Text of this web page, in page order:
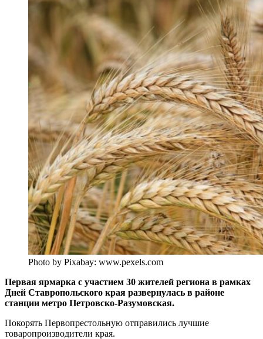
Photo by Pixabay: www.pexels.com
Первая ярмарка с участием 30 жителей региона в рамках
Дней Ставропольского края развернулась в районе
станции метро Петровско-Разумовская.
Покорять Первопрестольную отправились лучшие
товаропроизводители края.